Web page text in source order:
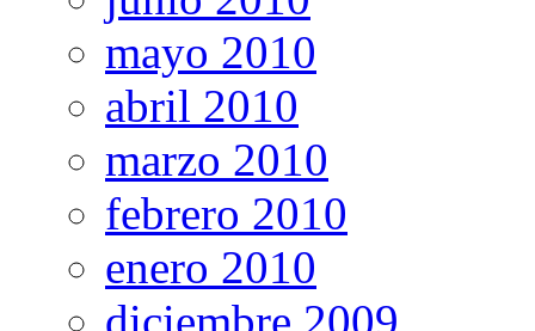
mayo 2010
abril 2010
marzo 2010
febrero 2010
enero 2010